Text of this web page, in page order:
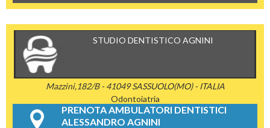
STUDIO DENTISTICO AGNINI
Mazzini,182/B - 41049 SASSUOLO(MO) - ITALIA
Odontoiatria
PRENOTA AMBULATORI DENTISTICI
ALESSANDRO AGNINI